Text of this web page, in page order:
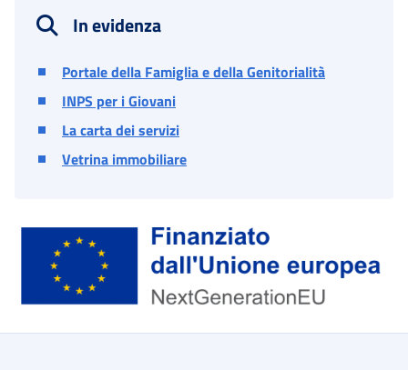
In evidenza
Portale della Famiglia e della Genitorialità
INPS per i Giovani
La carta dei servizi
Vetrina immobiliare